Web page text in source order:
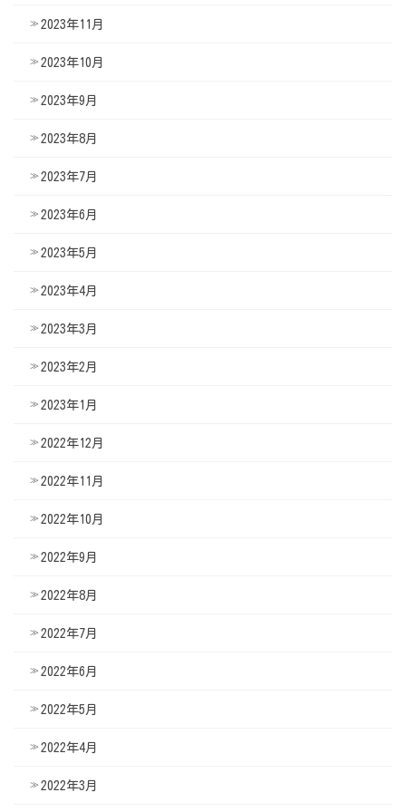
2023年11月
2023年10月
2023年9月
2023年8月
2023年7月
2023年6月
2023年5月
2023年4月
2023年3月
2023年2月
2023年1月
2022年12月
2022年11月
2022年10月
2022年9月
2022年8月
2022年7月
2022年6月
2022年5月
2022年4月
2022年3月